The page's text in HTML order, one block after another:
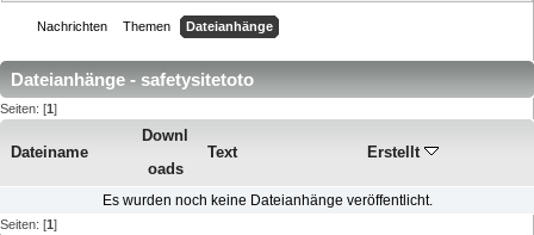
Nachrichten Themen Dateianhänge
Dateianhänge - safetysitetoto
Seiten: [1]
Dateiname
Downl
oads
Text Erstellt
Es wurden noch keine Dateianhänge veröffentlicht.
Seiten: [1 ]